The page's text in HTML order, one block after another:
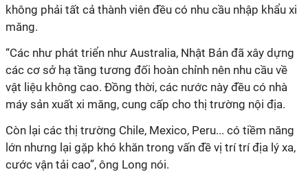
không phải tất cả thành viên đều có nhu cầu nhập khẩu xi
măng.
“Các như phát triển như Australia, Nhật Bản đã xây dựng
các cơ sở hạ tầng tương đối hoàn chỉnh nên nhu cầu về
vật liệu không cao. Đồng thời, các nước này đều có nhà
máy sản xuất xi măng, cung cấp cho thị trường nội địa.
Còn lại các thị trường Chile, Mexico, Peru... có tiềm năng
lớn nhưng lại gặp khó khăn trong vấn đề vị trí trí địa lý xa,
cước vận tải cao”, ông Long nói.